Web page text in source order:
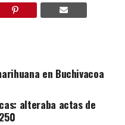
en Buchivacoa
alteraba actas de